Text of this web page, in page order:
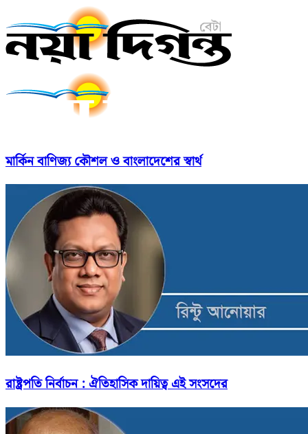
মার্কিন বাণিজ্য কৌশল ও বাংলাদেশের স্বার্থ
রাষ্ট্রপতি নির্বাচন : ঐতিহাসিক দায়িত্ব এই সংসদের